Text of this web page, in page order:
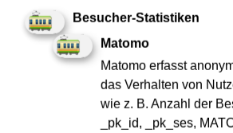
Initiativbewerbung
Besucher-Statistiken
Matomo
Matomo erfasst
das Verhalten von
wie z. B. Anzahl der
_pk_id, _pk_ses,